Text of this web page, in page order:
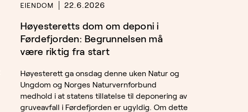
EIENDOM 22.6.2026
Høyesteretts dom om deponi i
Førdefjorden: Begrunnelsen må
være riktig fra start
Høyesterett ga onsdag denne uken Natur og
Ungdom og Norges Naturvernforbund
medhold i at statens tillatelse til deponering av
gruveavfall i Førdefjorden er ugyldig. Om dette